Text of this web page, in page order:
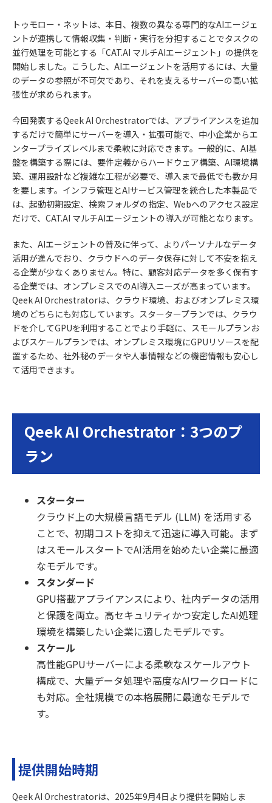
トゥモロー・ネットは、本日、複数の異なる専門的なAIエージェ
ントが連携して情報収集・判断・実行を分担することでタスクの
並行処理を可能とする「CAT.AI マルチAIエージェント」の提供を
開始しました。こうした、AIエージェントを活用するには、大量
のデータの参照が不可欠であり、それを支えるサーバーの高い拡
張性が求められます。
今回発表するQeek AI Orchestratorでは、アプライアンスを追加
するだけで簡単にサーバーを導入・拡張可能で、中小企業からエ
ンタープライズレベルまで柔軟に対応できます。一般的に、AI基
盤を構築する際には、要件定義からハードウェア構築、AI環境構
築、運用設計など複雑な工程が必要で、導入まで最低でも数か月
を要します。インフラ管理とAIサービス管理を統合した本製品で
は、起動初期設定、検索フォルダの指定、Webへのアクセス設定
だけで、CAT.AI マルチAIエージェントの導入が可能となります。
また、AIエージェントの普及に伴って、よりパーソナルなデータ
活用が進んでおり、クラウドへのデータ保存に対して不安を抱え
る企業が少なくありません。特に、顧客対応データを多く保有す
る企業では、オンプレミスでのAI導入ニーズが高まっています。
Qeek AI Orchestratorは、クラウド環境、およびオンプレミス環
境のどちらにも対応しています。スタータープランでは、クラウ
ドを介してGPUを利用することでより手軽に、スモールプランお
よびスケールプランでは、オンプレミス環境にGPUリソースを配
置するため、社外秘のデータや人事情報などの機密情報も安心し
て活用できます。
Qeek AI Orchestrator：3つのプ
ラン
スターター
クラウド上の大規模言語モデル (LLM) を活用する
ことで、初期コストを抑えて迅速に導入可能。まず
はスモールスタートでAI活用を始めたい企業に最適
なモデルです。
スタンダード
GPU搭載アプライアンスにより、社内データの活用
と保護を両立。高セキュリティかつ安定したAI処理
環境を構築したい企業に適したモデルです。
スケール
高性能GPUサーバーによる柔軟なスケールアウト
構成で、大量データ処理や高度なAIワークロードに
も対応。全社規模での本格展開に最適なモデルで
す。
提供開始時期
Qeek AI Orchestratorは、2025年9月4日より提供を開始しま